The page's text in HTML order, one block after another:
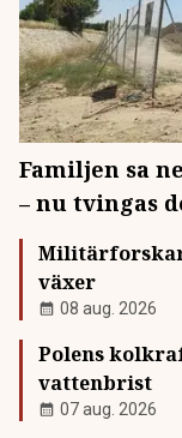
Familjen sa
– nu tvingas
växer
08 aug. 2026
Polens
vattenbrist
07 aug. 2026